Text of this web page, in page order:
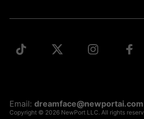
Email:dreamface@newportai.com